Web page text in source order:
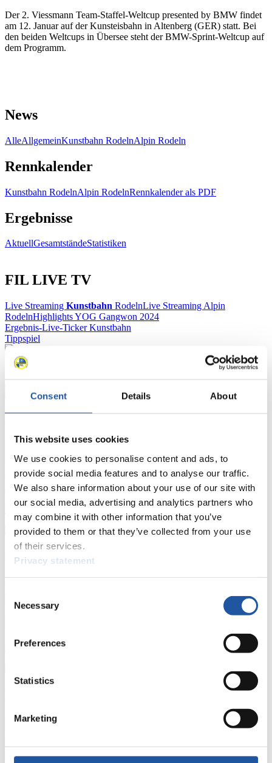
Consent Details About
This website uses cookies
We use cookies to personalise content and ads, to
provide social media features and to analyse our traffic.
We also share information about your use of our site with
our social media, advertising and analytics partners who
may combine it with other information that you’ve
provided to them or that they’ve collected from your use
of their services.
Privacy statement
Selection
Necessary
Preferences
Statistics
Marketing
Der 2. Viessmann Team-Staffel-Weltcup presented by BMW findet
am 12. Januar auf der Kunsteisbahn in Altenberg (GER) statt. Bei
den beiden Weltcups in Übersee steht der BMW-Sprint-Weltcup auf
dem Programm.
News
AlleAllgemeinKunstbahn RodelnAlpin Rodeln
Rennkalender
Kunstbahn RodelnAlpin RodelnRennkalender als PDF
Ergebnisse
AktuellGesamtständeStatistiken
FIL LIVE TV
Live Streaming Kunstbahn RodelnLive Streaming Alpin
RodelnHighlights YOG Gangwon 2024
Ergebnis-Live-Ticker Kunstbahn
Tippspiel
Naturbahn
Zielgruppen Anzeigen
Für Presse- und Medienvertreter
Hier finden Sie Informationen für Presse- und Medienvertreter. Sie
haben Zugriff auf Athletenbiographien und Informationen zu
Wettkämpfen. Außerdem können Sie Ihre Medienakkreditierung
beantragen, die Grundregeln des Rennrodelsports einsehen und
allgemeine Neuigkeiten einholen.
>> Weiter
Für Nationale Verbände
und Fairplay nachlesen, auf Athletenbiographien zugreifen,
Ausschreibungen für Wettkämpfe herunterladen, sowie auf die
>> Weiter
Hier können Sie das aktuelle Regelwerk sowie Richtlinien zu
Wettkämpfen, Anti-Doping und Fairplay einsehen, sich über